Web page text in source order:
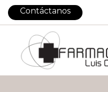
Contáctanos